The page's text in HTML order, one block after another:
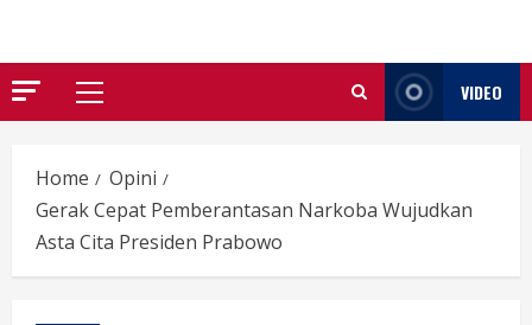
Primary
VIDEO
Home
Opini
Gerak Cepat Pemberantasan Narkoba Wujudkan
Asta Cita Presiden Prabowo